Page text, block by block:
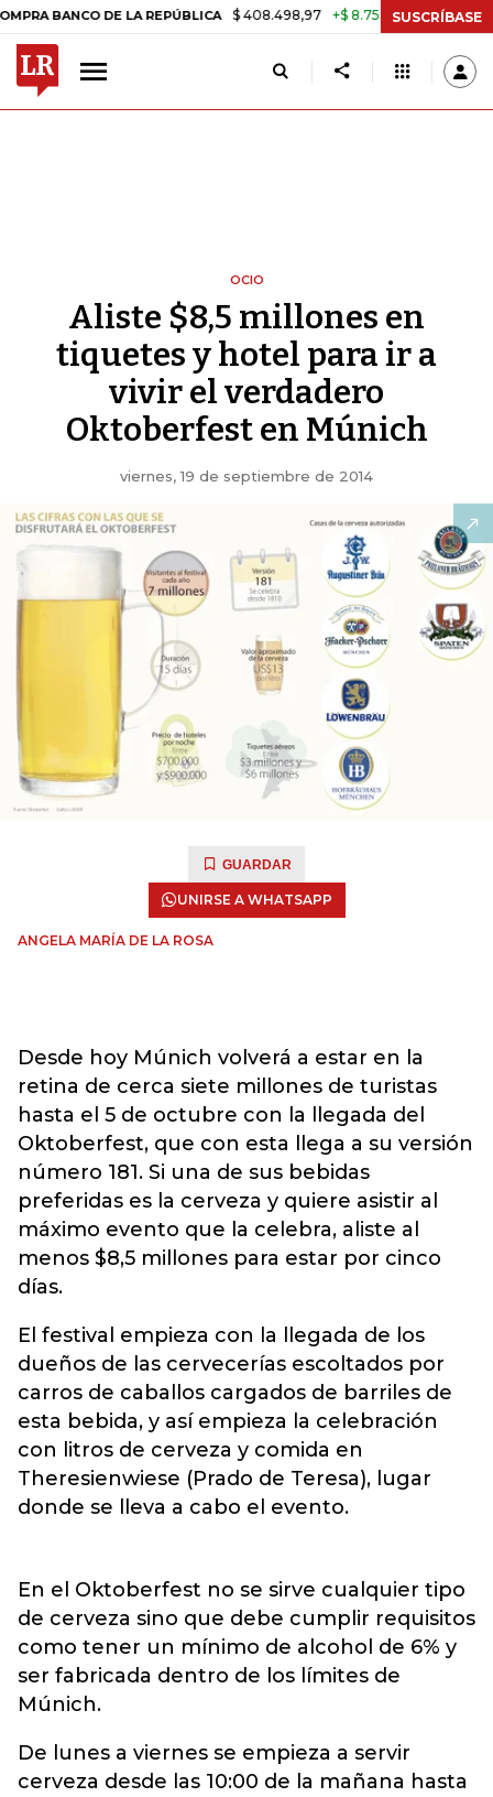
DE LA REPÚBLICA $ 408.498,97 +$ 8.753,81 +2,19% TASA DE
SUSCRÍBASE
OCIO
Aliste $8,5 millones en
tiquetes y hotel para ir a
vivir el verdadero
Oktoberfest en Múnich
viernes, 19 de septiembre de 2014
GUARDAR
UNIRSE A WHATSAPP
ANGELA MARÍA DE LA ROSA
Desde hoy Múnich volverá a estar en la
retina de cerca siete millones de turistas
hasta el 5 de octubre con la llegada del
Oktoberfest, que con esta llega a su versión
número 181. Si una de sus bebidas
preferidas es la cerveza y quiere asistir al
máximo evento que la celebra, aliste al
menos $8,5 millones para estar por cinco
días.
El festival empieza con la llegada de los
dueños de las cervecerías escoltados por
carros de caballos cargados de barriles de
esta bebida, y así empieza la celebración
con litros de cerveza y comida en
Theresienwiese (Prado de Teresa), lugar
donde se lleva a cabo el evento.
En el Oktoberfest no se sirve cualquier tipo
de cerveza sino que debe cumplir requisitos
como tener un mínimo de alcohol de 6% y
ser fabricada dentro de los límites de
Múnich.
De lunes a viernes se empieza a servir
cerveza desde las 10:00 de la mañana hasta